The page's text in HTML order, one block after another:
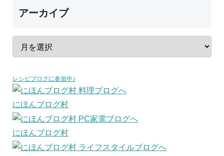
アーカイブ
レシピブログに参加中♪
にほんブログ村
にほんブログ村